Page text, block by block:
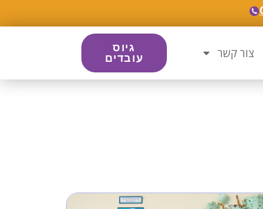
צור קשר
גיוס
עובדים